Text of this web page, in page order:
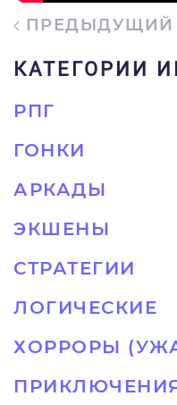
ПРЕДЫДУЩИЙ
КАТЕГОРИИ
РПГ
ГОНКИ
АРКАДЫ
ЭКШЕНЫ
СТРАТЕГИИ
ЛОГИЧЕСКИЕ
ХОРРОРЫ